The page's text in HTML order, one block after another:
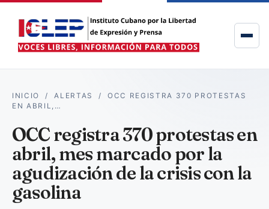
INICIO /ALERTAS /OCC REGISTRA 370 PROTESTAS
EN ABRIL,…
OCC registra 370 protestas en
abril, mes marcado por la
agudización de la crisis con la
gasolina